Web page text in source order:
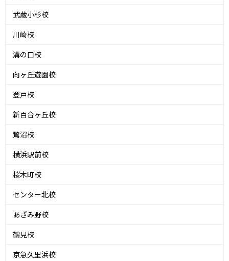
武蔵小杉校
川崎校
溝の口校
向ヶ丘遊園校
登戸校
新百合ヶ丘校
鷺沼校
横浜駅前校
桜木町校
センター北校
あざみ野校
鶴見校
京急久里浜校